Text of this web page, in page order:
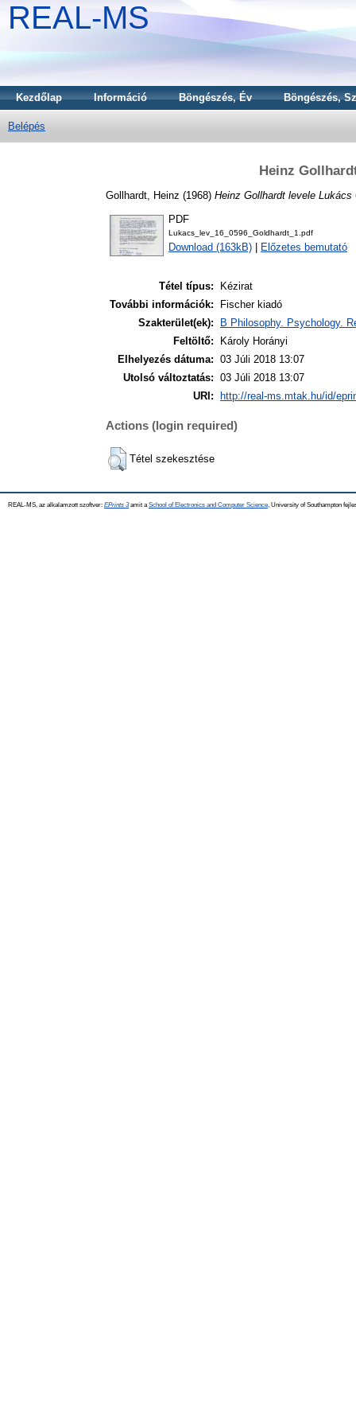
REAL-MS
Kezdőlap Információ Böngészés, Év Böngészés,
Belépés
Heinz
Gollhardt, Heinz (1968) Heinz Gollhardt levele Lukács
PDF
Lukacs_lev_16_0596_Goldhardt_1.pdf
Download (163kB) Előzetes bemutató
Tétel típus:
Kézirat
További információk:
Fischer kiadó
Szakterület(ek):
B Philosophy. Psychology.
Feltöltő:
Károly Horányi
Elhelyezés dátuma: 03 Júli 2018 13:07
Utolsó változtatás: 03 Júli 2018 13:07
URI:
http://real-ms.mtak.hu/id/
Actions (login required)
Tétel szekesztése
REAL-MS, az alkalamzott szoftver: EPrints 3amit a School of Electronics and Computer Science , University of Southampton